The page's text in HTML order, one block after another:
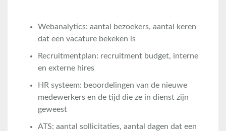
Webanalytics: aantal bezoekers, aantal keren
dat een vacature bekeken is
Recruitmentplan: recruitment budget, interne
en externe hires
HR systeem: beoordelingen van de nieuwe
medewerkers en de tijd die ze in dienst zijn
geweest
ATS: aantal sollicitaties, aantal dagen dat een